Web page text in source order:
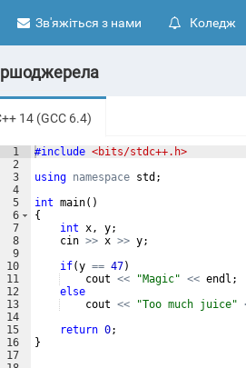
Зв'яжіться з нами Коледж
14 (GCC 6.4)
1
2
3
4
5
6
7
8
9
10
11
12
13
14
15
16
17
#include <bits/stdc++.h>
using namespace std ;
int main( )
{
int x, y;
cin >> x >> y;
if(y == 47)
cout << "Magic" << endl ;
else
cout << "Too much juice"
return 0;
}